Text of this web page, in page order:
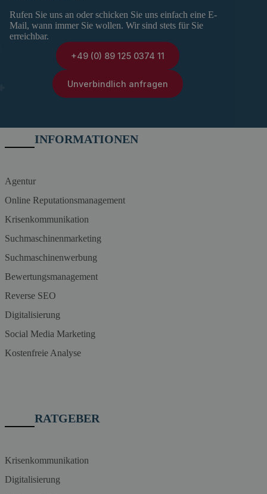
Rufen Sie uns an oder schicken Sie uns einfach eine E-
Mail, wann immer Sie wollen. Wir sind stets für Sie
erreichbar.
+49 (0) 89 125 0374 11
Unverbindlich anfragen
INFORMATIONEN
Agentur
Online Reputationsmanagement
Krisenkommunikation
Suchmaschinenmarketing
Suchmaschinenwerbung
Bewertungsmanagement
Reverse SEO
Digitalisierung
Social Media Marketing
Kostenfreie Analyse
RATGEBER
Krisenkommunikation
Digitalisierung